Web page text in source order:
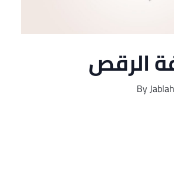
الرقص
ByJablah